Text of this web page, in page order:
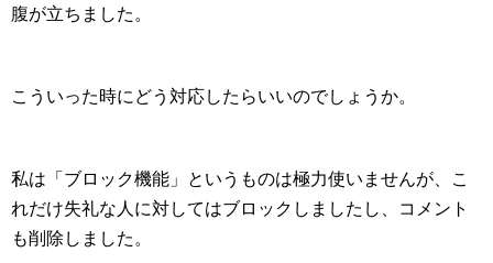
腹が立ちました。
こういった時にどう対応したらいいのでしょうか。
私は「ブロック機能」というものは極力使いませんが、こ
れだけ失礼な人に対してはブロックしましたし、コメント
も削除しました。